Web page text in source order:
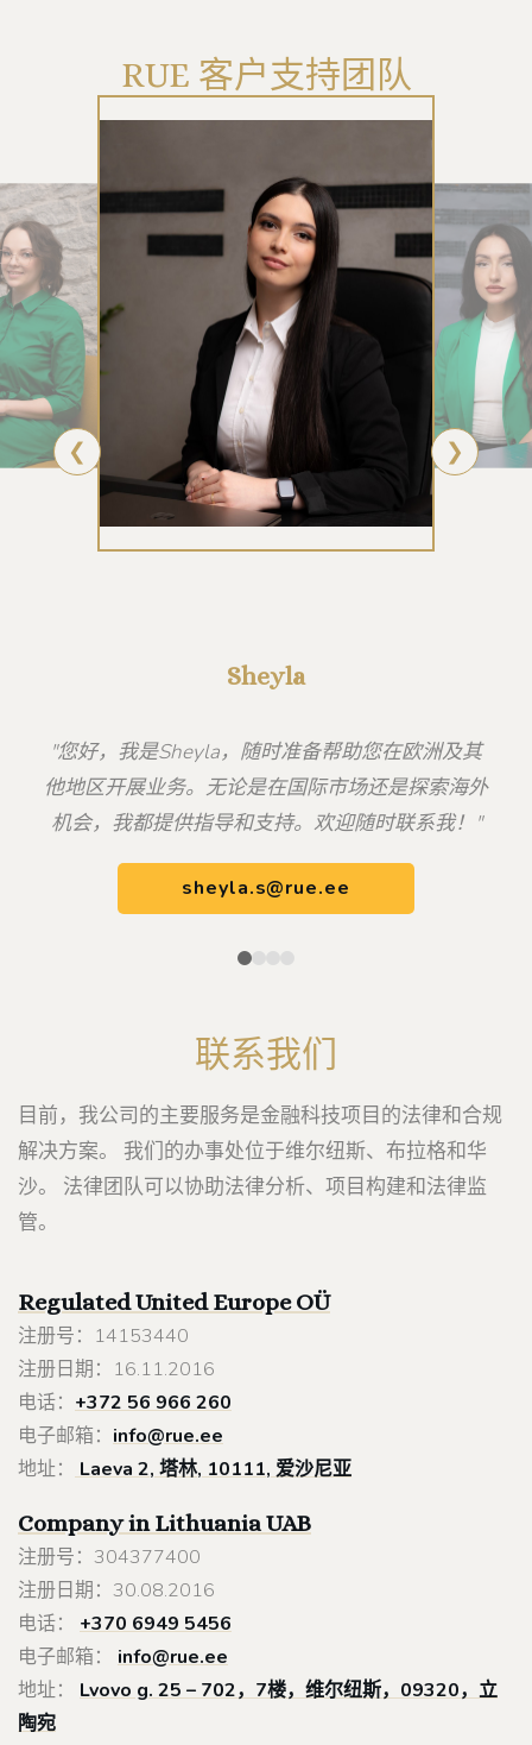
RUE 客户支持团队
❮ ❯
Sheyla
"您好，我是Sheyla，随时准备帮助您在欧洲及其
他地区开展业务。无论是在国际市场还是探索海外
机会，我都提供指导和支持。欢迎随时联系我！"
sheyla.s@rue.ee
联系我们
目前，我公司的主要服务是金融科技项目的法律和合规
解决方案。 我们的办事处位于维尔纽斯、布拉格和华
沙。 法律团队可以协助法律分析、项目构建和法律监
管。
Regulated United EuropeOÜ
注册号：14153440
注册日期：16.11.2016
电话： +372 56 966 260
电子邮箱： info@rue.ee
地址：
Laeva 2, 塔林, 10111, 爱沙尼亚
Company in LithuaniaUAB
注册号：304377400
注册日期：30.08.2016
电话： +370 6949 5456
电子邮箱： info@rue.ee
地址： Lvovo g. 25 – 702，7楼，维尔纽斯，09320，立
陶宛